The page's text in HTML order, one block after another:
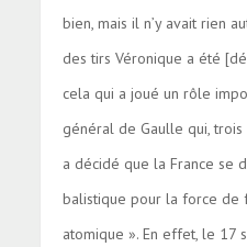
bien, mais il n’y avait rien
des tirs Véronique a été
cela qui a joué un rôle
général de Gaulle qui,
a décidé que la France se
balistique pour la force de
atomique ». En effet, le 17